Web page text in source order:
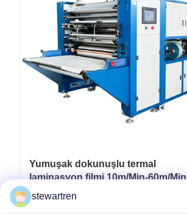
Yumuşak dokunuşlu termal
laminasyon filmi 10m/Min-60m/Min
Esnek ambalaj için
stewartren